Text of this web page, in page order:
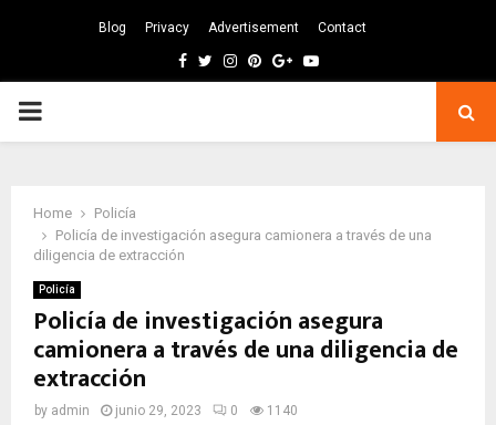
Blog Privacy Advertisement Contact
Facebook
TwitterInstagram
Pinterest
GoogleYoutube
PRIMARY
Home
Policía
Policía de investigación asegura camionera a través de una
diligencia de extracción
Policía
Policía de investigación asegura
camionera a través de una diligencia de
extracción
by admin junio 29, 2023 0 1140